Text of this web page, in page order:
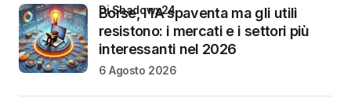
Borse, l’IA spaventa ma gli utili
resistono: i mercati e i settori più
interessanti nel 2026
di Shadowx24
6 Agosto 2026